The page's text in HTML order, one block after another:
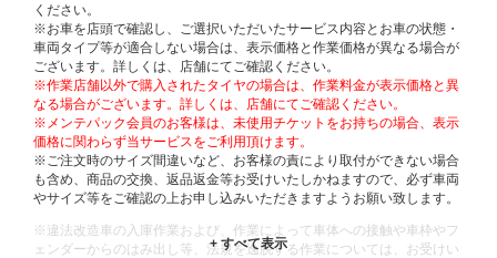
ください。
※お車を店頭で確認し、ご選択いただいたサービス内容とお車の状態・
車両タイプ等が適合しない場合は、表示価格と作業価格が異なる場合が
ございます。詳しくは、店舗にてご確認ください。
※作業店舗以外で購入されたタイヤの場合は、作業料金が表示価格と異
なる場合がございます。詳しくは、店舗にてご確認ください。
※メンテパック会員のお客様は、未使用チケットをお持ちの場合、表示
価格に関わらず当サービスをご利用頂けます。
※ご注文時のサイズ間違いなど、お客様の責により取付ができない場合
も含め、商品の交換、返品返金等お受けいたしかねますので、必ず車両
やサイズ等をご確認の上お申し込みいただきますようお願い致します。
※違法改造車の入庫作業および、作業によって車体への接触や車枠やフ
ェンダーからのはみ出し等、法規を逸脱する作業については、お受けい